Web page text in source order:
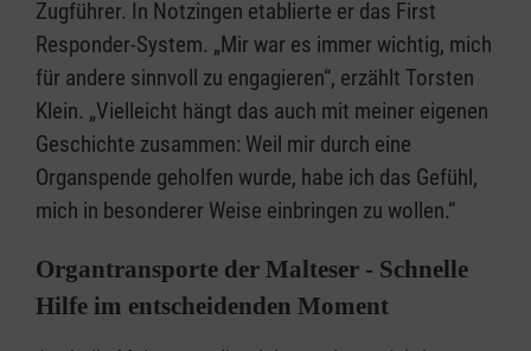
Zugführer. In Notzingen etablierte er das First
Responder-System. „Mir war es immer wichtig, mich
für andere sinnvoll zu engagieren“, erzählt Torsten
Klein. „Vielleicht hängt das auch mit meiner eigenen
Geschichte zusammen: Weil mir durch eine
Organspende geholfen wurde, habe ich das Gefühl,
mich in besonderer Weise einbringen zu wollen.“
Organtransporte der Malteser - Schnelle
Hilfe im entscheidenden Moment